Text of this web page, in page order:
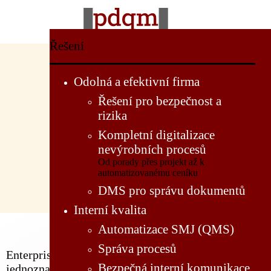
Řešení
Odolná a efektivní firma
Řešení pro bezpečnost a
rizika
Kompletní digitalizace
nevýrobních procesů
Od porady přes projekt až k
automatizovanému ceníku
DMS pro správu dokumentů
Interní kvalita
Automatizace SMJ (QMS)
Správa procesů
Bezpečná interní komunikace
Kurzy
Enterprise
Architect
Enterprise architect od Sparx Systems je